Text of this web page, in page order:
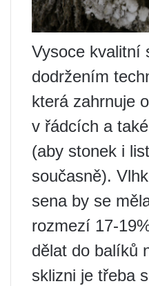
Vysoce kvalitní
dodržením
která zahrnuje
v řádcích a
(aby stonek i
současně).
sena by se
rozmezí 17-
dělat do balíků
sklizni je třeba